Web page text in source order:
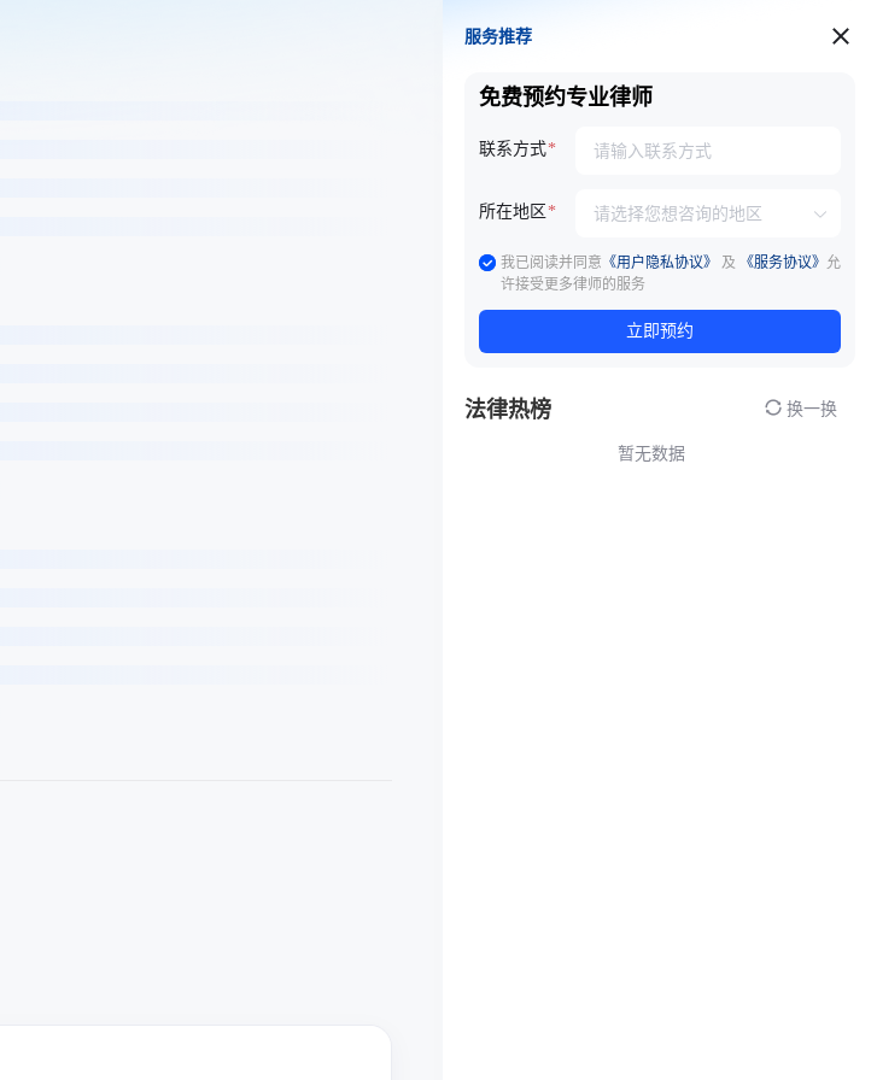
服务推荐
服务推荐
免费预约专业律师
联系方式
所在地区
我已阅读并同意 《用户隐私协议》 及 《服务协议》 允
许接受更多律师的服务
立即预约
法律热榜 换一换
暂无数据